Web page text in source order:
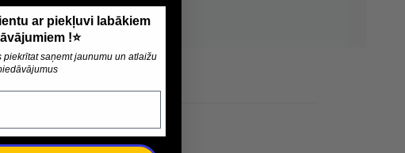
ar piekļuvi labākiem
!⭐
piekrītat saņemt jaunumu un atlaižu